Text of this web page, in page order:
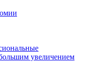
увеличением